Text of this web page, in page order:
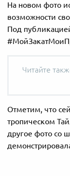
На новом фото
возможности
Под
Отметим, что
тропическом
другое фото со